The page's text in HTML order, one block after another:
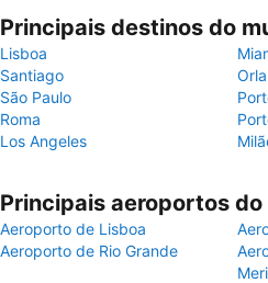
Principais destinos do
Lisboa
Santiago
São Paulo
Roma
Los Angeles
Principais aeroportos do
Aeroporto de Lisboa
Aeroporto de Rio Grande